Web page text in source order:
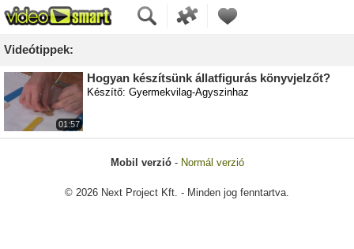
Videótippek:
01:57
Hogyan készítsünk állatfigurás könyvjelzőt?
Készítő: Gyermekvilag-Agyszinhaz
Mobil verzió- Normál verzió
© 2026 Next Project Kft. - Minden jog fenntartva.